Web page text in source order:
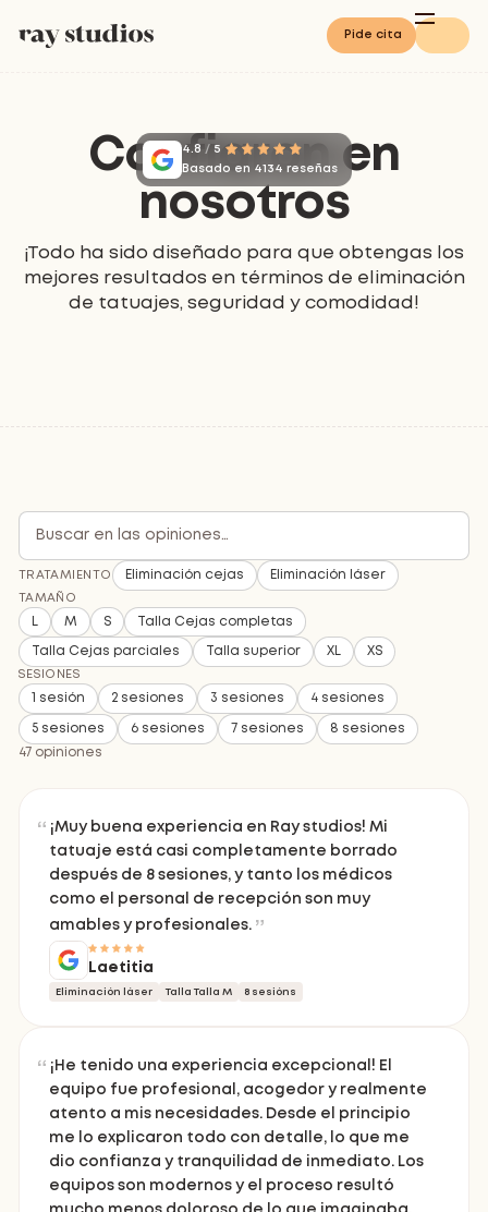
Pide cita
Confiaron en
nosotros
¡Todo ha sido diseñado para que obtengas los
mejores resultados en términos de eliminación
de tatuajes, seguridad y comodidad!
4.8 / 5
Basado en 4134 reseñas
TRATAMIENTO Eliminación cejas Eliminación láser
TAMAÑO
M S Talla Cejas completas
Talla Cejas parciales Talla superior XL XS
SESIONES
1 sesión 2 sesiones 3 sesiones 4 sesiones
5 sesiones 6 sesiones 7 sesiones
8 sesiones
47 opiniones
¡Muy buena experiencia en Ray studios! Mi
tatuaje está casi completamente borrado
después de 8 sesiones, y tanto los médicos
como el personal de recepción son muy
amables y profesionales.
Laetitia
Eliminación láser Talla Talla M 8 sesións
¡He tenido una experiencia excepcional! El
equipo fue profesional, acogedor y realmente
atento a mis necesidades. Desde el principio
me lo explicaron todo con detalle, lo que me
dio confianza y tranquilidad de inmediato. Los
equipos son modernos y el proceso resultó